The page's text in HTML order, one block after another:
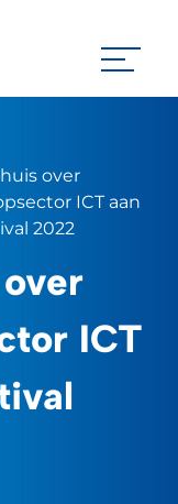
over
ICT aan
2022
ICT